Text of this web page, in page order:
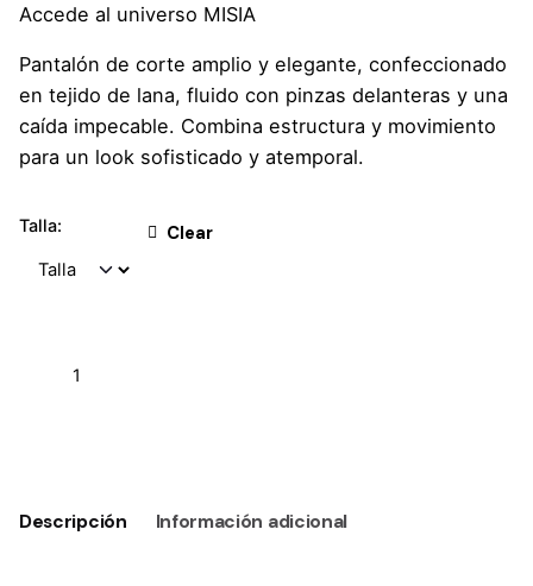
Accede al universo MISIA
Pantalón de corte amplio y elegante, confeccionado
en tejido de lana, fluido con pinzas delanteras y una
caída impecable. Combina estructura y movimiento
para un look sofisticado y atemporal.
Talla: Clear
Descripción Información adicional